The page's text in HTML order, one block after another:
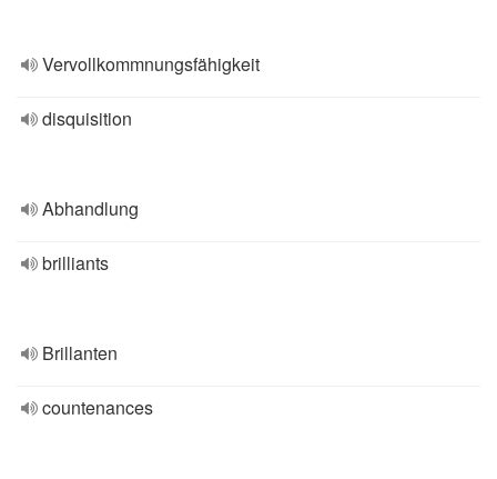
Vervollkommnungsfähigkeit
disquisition
Abhandlung
brilliants
Brillanten
countenances